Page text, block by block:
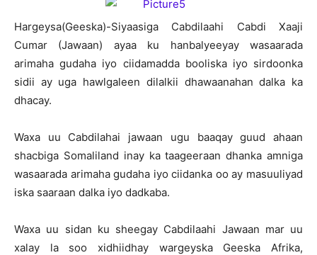
Hargeysa(Geeska)-Siyaasiga Cabdilaahi Cabdi Xaaji
Cumar (Jawaan) ayaa ku hanbalyeeyay wasaarada
arimaha gudaha iyo ciidamadda booliska iyo sirdoonka
sidii ay uga hawlgaleen dilalkii dhawaanahan dalka ka
dhacay.
Waxa uu Cabdilahai jawaan ugu baaqay guud ahaan
shacbiga Somaliland inay ka taageeraan dhanka amniga
wasaarada arimaha gudaha iyo ciidanka oo ay masuuliyad
iska saaraan dalka iyo dadkaba.
Waxa uu sidan ku sheegay Cabdilaahi Jawaan mar uu
xalay la soo xidhiidhay wargeyska Geeska Afrika,